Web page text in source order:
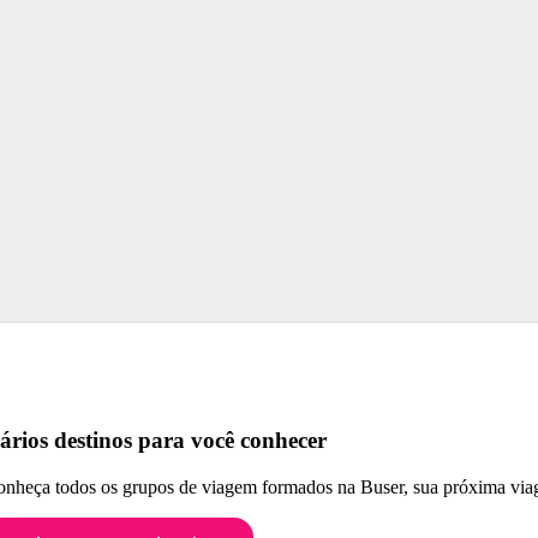
destinos para você conhecer
todos os grupos de viagem formados na Buser, sua próxima